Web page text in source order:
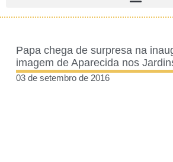
Papa chega de surpresa na
imagem de Aparecida nos
03 de setembro de 2016